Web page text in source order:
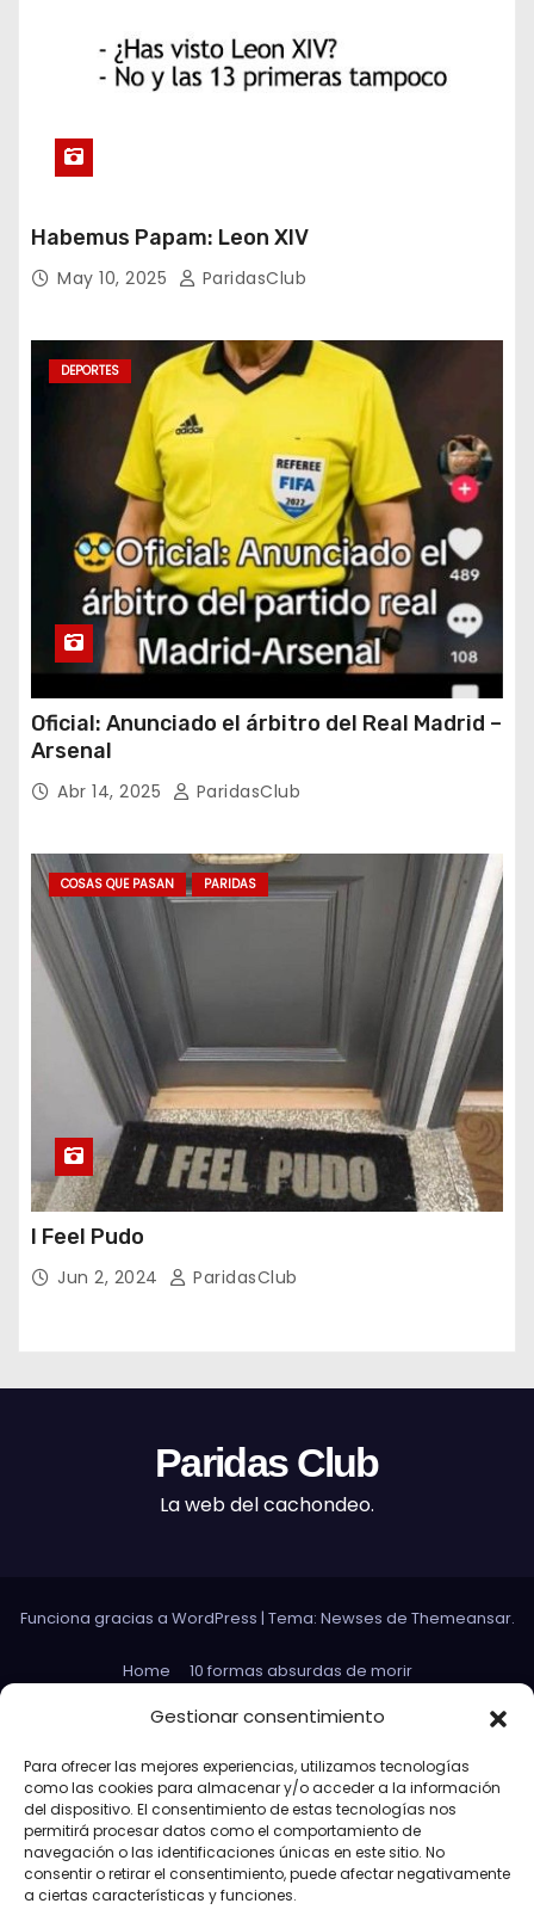
Gestionar consentimiento
Para ofrecer las mejores experiencias, utilizamos tecnologías
como las cookies para almacenar y/o acceder a la información
del dispositivo. El consentimiento de estas tecnologías nos
permitirá procesar datos como el comportamiento de
navegación o las identificaciones únicas en este sitio. No
consentir o retirar el consentimiento, puede afectar negativamente
a ciertas características y funciones.
Habemus Papam: Leon XIV
May 10, 2025 ParidasClub
DEPORTES
Oficial: Anunciado el árbitro del Real Madrid –
Arsenal
Abr 14, 2025 ParidasClub
COSAS QUE PASAN PARIDAS
I Feel Pudo
Jun 2, 2024 ParidasClub
Paridas Club
La web del cachondeo.
Funciona gracias a WordPress | Tema: Newses de Themeansar.
Home
10 formas absurdas de morir
Datos curiosos que no sirven para nada
Efectos 3D con Gifs animados
El Rey Abdica
Las 30 Leyes sexuales más absurdas del mundo
Las leyes de Murphy
Lost: Curiosidades
Más información sobre las cookies